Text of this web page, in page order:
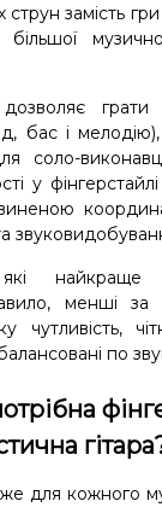
замість гри
грати
бас і
соло-
у
які найкраще
менші за
по
для кожного